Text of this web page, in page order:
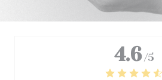
4.6 /5